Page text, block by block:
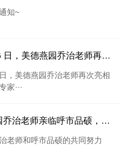
知~
12 月 16 日，美德燕园乔治老师再次亮相呼市品硕专家门诊！
，美德燕园乔治老师再次亮相
家···
美德燕园乔治老师亲临呼市品硕，专业服务助力客户康复
老师和呼市品硕的共同努力